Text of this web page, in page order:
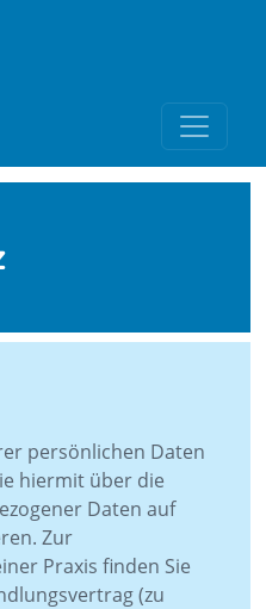
persönlichen Daten
hiermit über die
Daten auf
Zur
Praxis finden Sie
(zu